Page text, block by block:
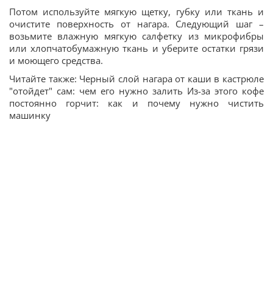
Потом используйте мягкую щетку, губку или ткань и
очистите поверхность от нагара. Следующий шаг –
возьмите влажную мягкую салфетку из микрофибры
или хлопчатобумажную ткань и уберите остатки грязи
и моющего средства.
Читайте также: Черный слой нагара от каши в кастрюле
"отойдет" сам: чем его нужно залить Из-за этого кофе
постоянно горчит: как и почему нужно чистить
машинку